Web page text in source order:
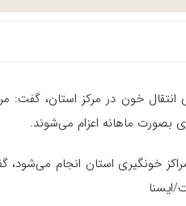
خون در مرکز استان، گفت:
بصورت ماهانه اعزام می‌شوند.